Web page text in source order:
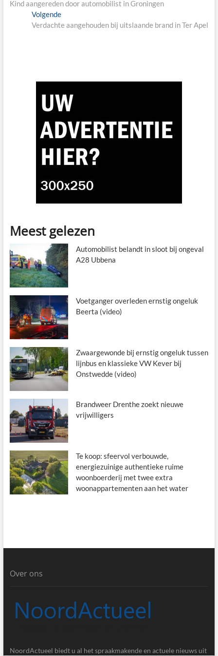
post:
Kind aangereden door automobilist in Groningen
VolgendeNext
post:
Verdachte aangehouden bij uitslaande brand in Ter Apel
Meest gelezen
Automobilist belandt in sloot bij ongeval
A28 Ubbena
Voetganger overleden ernstig ongeluk
Beerta (video)
Zwaargewonde bij ernstig ongeluk tussen
lijnbus en klassieke VW Kever bij
Onstwedde (video)
Brandweer Drenthe zoekt nieuwe
vrijwilligers
Te koop: sfeervol verbouwde,
energiezuinige authentieke ruime
woonboerderij met twee extra
woonappartementen aan het water
Over ons
NoordActueel biedt u al het spraakmakende en actuele nieuws uit